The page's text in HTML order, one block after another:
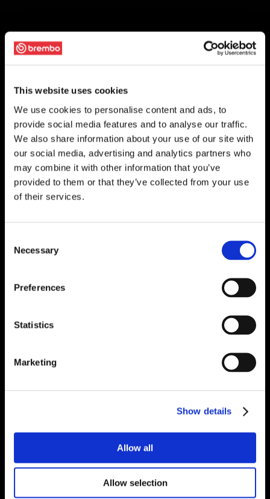
This website uses cookies
We use cookies to personalise content and ads, to
provide social media features and to analyse our traffic.
We also share information about your use of our site with
our social media, advertising and analytics partners who
may combine it with other information that you’ve
provided to them or that they’ve collected from your use
of their services.
Selection
Necessary
Preferences
Statistics
Marketing
Show details
Allow all
Allow selection